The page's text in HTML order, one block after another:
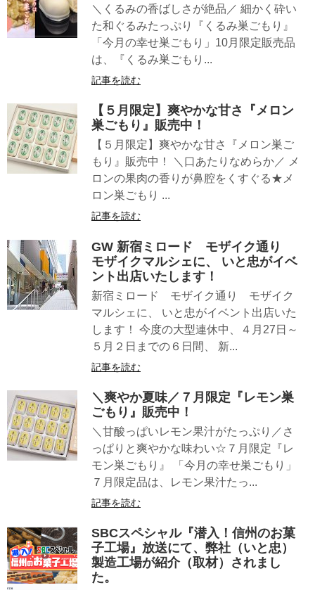
＼くるみの香ばしさが絶品／ 細かく砕い
た和ぐるみたっぷり『くるみ巣ごもり』
「今月の幸せ巣ごもり」10月限定販売品
は、『くるみ巣ごもり...
記事を読む
【５月限定】爽やかな甘さ『メロン
巣ごもり』販売中！
【５月限定】爽やかな甘さ『メロン巣ご
もり』販売中！ ＼口あたりなめらか／ メ
ロンの果肉の香りが鼻腔をくすぐる★メ
ロン巣ごもり ...
記事を読む
GW 新宿ミロード モザイク通り
モザイクマルシェに、 いと忠がイベ
ント出店いたします！
新宿ミロード モザイク通り モザイク
マルシェに、 いと忠がイベント出店いた
します！ 今度の大型連休中、４月27日～
５月２日までの６日間、 新...
記事を読む
＼爽やか夏味／７月限定『レモン巣
ごもり』販売中！
＼甘酸っぱいレモン果汁がたっぷり／さ
っぱりと爽やかな味わい☆７月限定『レ
モン巣ごもり』 「今月の幸せ巣ごもり」
７月限定品は、レモン果汁たっ...
記事を読む
SBCスペシャル『潜入！信州のお菓
子工場』放送にて、弊社（いと忠）
製造工場が紹介（取材）されまし
た。